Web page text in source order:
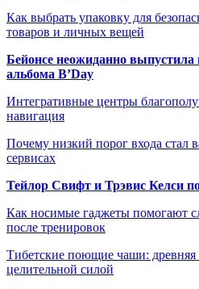
Как выбрать упаковку для
товаров и личных вещей
Бейонсе неожиданно
альбома B’Day
Интегративные центры
навигация
Почему низкий порог входа стал
сервисах
Тейлор Свифт и Трэвис Келси
Как носимые гаджеты помогают
после тренировок
Тибетские поющие чаши: древняя
целительной силой